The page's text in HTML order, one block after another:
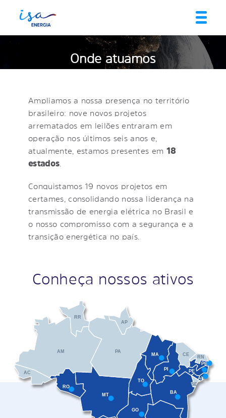
Onde atuamos
Ampliamos a nossa presença no território
brasileiro: nove novos projetos
arrematados em leilões entraram em
operação nos últimos seis anos e,
atualmente, estamos presentes em 18
estados
Conquistamos 19 novos projetos em
certames, consolidando nossa liderança na
transmissão de energia elétrica no Brasil e
o nosso compromisso com a segurança e a
transição energética no país.
Conheça nossos ativos
AC
AL
AM
AP
BA
CE
GO
MA
MT
PA
PB
PE
PI
RN
RO
RR
SE
TO